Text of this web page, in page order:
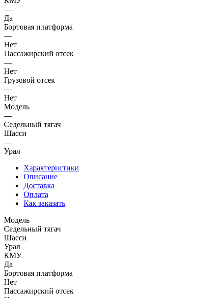
—
Да
Бортовая платформа
—
Нет
Пассажирский отсек
—
Нет
Грузовой отсек
—
Нет
Модель
—
Седельный тягач
Шасси
—
Урал
Характеристики
Описание
Доставка
Оплата
Как заказать
Модель
Седельный тягач
Шасси
Урал
КМУ
Да
Бортовая платформа
Нет
Пассажирский отсек